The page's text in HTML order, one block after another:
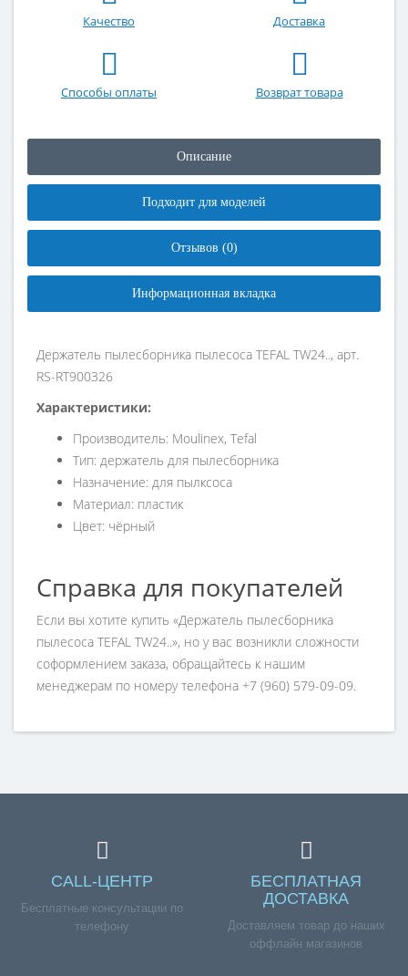
Качество Доставка
Способы оплаты Возврат товара
Описание
Подходит для моделей
Отзывов (0)
Информационная вкладка
Держатель пылесборника пылесоса TEFAL TW24.., арт.
RS-RT900326
Характеристики:
Производитель: Moulinex, Tefal
Тип: держатель для пылесборника
Назначение: для пылксоса
Материал: пластик
Цвет: чёрный
Справка для покупателей
Если вы хотите купить «Держатель пылесборника
пылесоса TEFAL TW24..», но у вас возникли сложности
соформлением заказа, обращайтесь к нашим
менеджерам по номеру телефона +7 (960) 579-09-09.
CALL-ЦЕНТР
Бесплатные консультации по
телефону
БЕСПЛАТНАЯ
ДОСТАВКА
Доставляем товар до наших
оффлайн магазинов